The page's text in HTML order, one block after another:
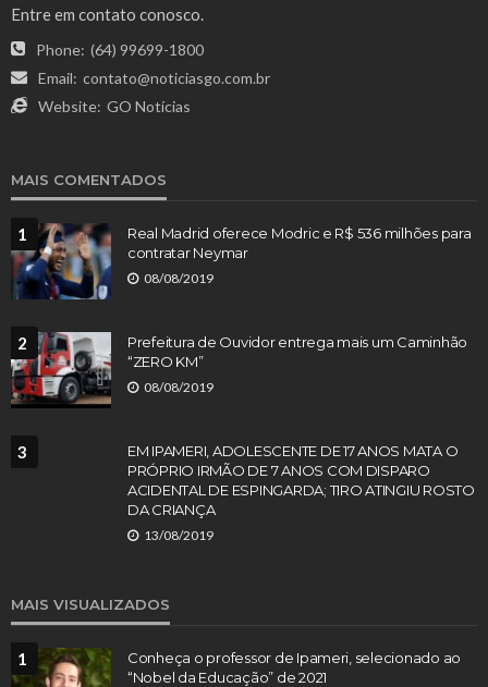
Entre em contato conosco.
Phone: (64) 99699-1800
Email: contato@noticiasgo.com.br
Website: GO Notícias
MAIS COMENTADOS
1
Real Madrid oferece Modric e R$ 536 milhões para
contratar Neymar
08/08/2019
2
Prefeitura de Ouvidor entrega mais um Caminhão
“ZERO KM”
08/08/2019
3
EM IPAMERI, ADOLESCENTE DE 17 ANOS MATA O
PRÓPRIO IRMÃO DE 7 ANOS COM DISPARO
ACIDENTAL DE ESPINGARDA; TIRO ATINGIU ROSTO
DA CRIANÇA
13/08/2019
MAIS VISUALIZADOS
1
Conheça o professor de Ipameri, selecionado ao
“Nobel da Educação” de 2021